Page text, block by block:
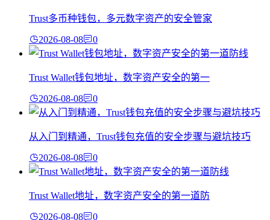
Trust多币种钱包，多元数字资产的安全管家
2026-08-08 0
Trust Wallet钱包地址，数字资产安全的第一
2026-08-08 0
从入门到精通，Trust钱包充值的安全步骤与避坑技巧
2026-08-08 0
Trust Wallet地址，数字资产安全的第一道防
2026-08-08 0